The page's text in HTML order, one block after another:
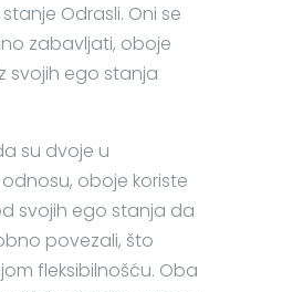
Odrasli. Oni se
zabavljati, oboje
svojih ego stanja
su dvoje u
oboje koriste
svojih ego stanja da
povezali, što
fleksibilnošću. Oba